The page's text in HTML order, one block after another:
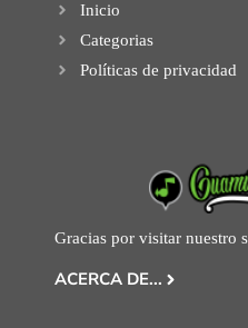
Inicio
Categorias
Políticas de privacidad
Gracias por visitar nuestro
ACERCA DE...